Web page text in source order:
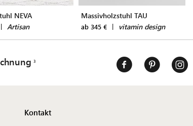
NEVA
| Artisan
Massivholzstuhl TAU
ab 345 € | vitamin design
Kontakt